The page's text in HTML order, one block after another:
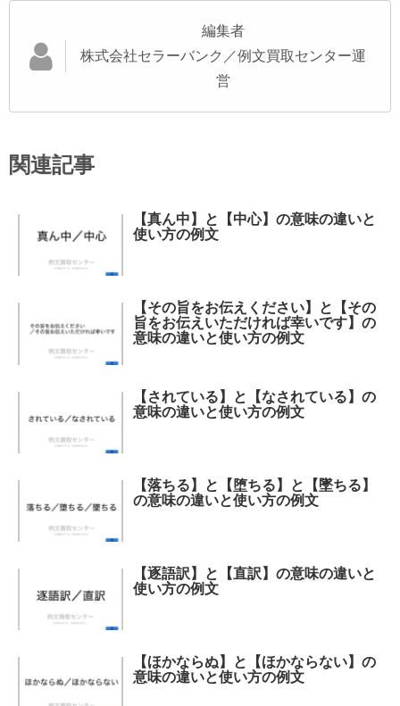
編集者
株式会社セラーバンク／例文買取センター運
営
関連記事
【真ん中】と【中心】の意味の違いと
使い方の例文
【その旨をお伝えください】と【その
旨をお伝えいただければ幸いです】の
意味の違いと使い方の例文
【されている】と【なされている】の
意味の違いと使い方の例文
【落ちる】と【堕ちる】と【墜ちる】
の意味の違いと使い方の例文
【逐語訳】と【直訳】の意味の違いと
使い方の例文
【ほかならぬ】と【ほかならない】の
意味の違いと使い方の例文